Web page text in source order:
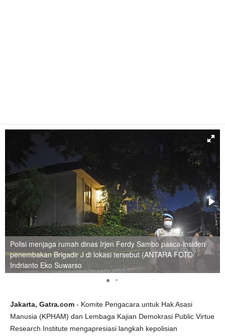
Polisi menjaga rumah dinas Irjen Ferdy Sambo pasca-insiden
penembakan Brigadir J di lokasi tersebut (ANTARA FOTO/
Indrianto Eko Suwarso
Jakarta, Gatra.com - Komite Pengacara untuk Hak Asasi
Manusia (KPHAM) dan Lembaga Kajian Demokrasi Public Virtue
Research Institute mengapresiasi langkah kepolisian